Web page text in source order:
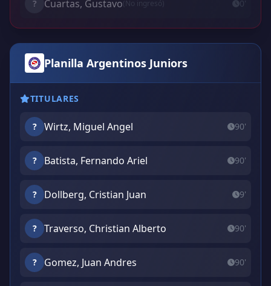
? Cuartas, Gustavo(No ingresó) 0'
Planilla Argentinos Juniors
TITULARES
? Wirtz, Miguel Angel 90'
? Batista, Fernando Ariel 90'
? Dollberg, Cristian Juan 9'
? Traverso, Christian Alberto 90'
? Gomez, Juan Andres 90'